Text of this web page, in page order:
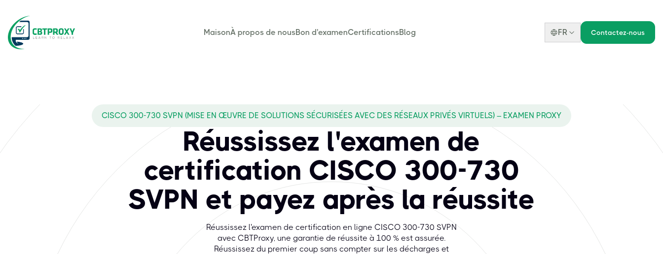
MaisonÀ propos de nousBon d'examenCertificationsBlog FR Contactez-nous
CISCO 300-730 SVPN (MISE EN ŒUVRE DE SOLUTIONS SÉCURISÉES AVEC DES RÉSEAUX PRIVÉS VIRTUELS) – EXAMEN PROXY
Réussissez l'examen de
certification CISCO 300-730
SVPN et payez après la réussite
Réussissez l'examen de certification en ligne CISCO 300-730 SVPN
avec CBTProxy, une garantie de réussite à 100 % est assurée.
Réussissez du premier coup sans compter sur les décharges et